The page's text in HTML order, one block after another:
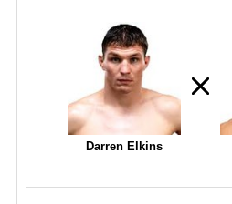
Darren Elkins